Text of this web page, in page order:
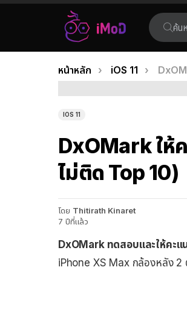
ค้นหา:
เรื่อง
ล่าสุด
คุณอยู่ที่นี่:
หน้าหลัก iOS 11
IOS 11
DxOMark ให้
ไม่ติด Top 10)
โดย Thitirath Kinaret
7 ปีที่แล้ว
DxOMark ทดสอบและให้คะ
iPhone XS Max กล้องหลัง 2